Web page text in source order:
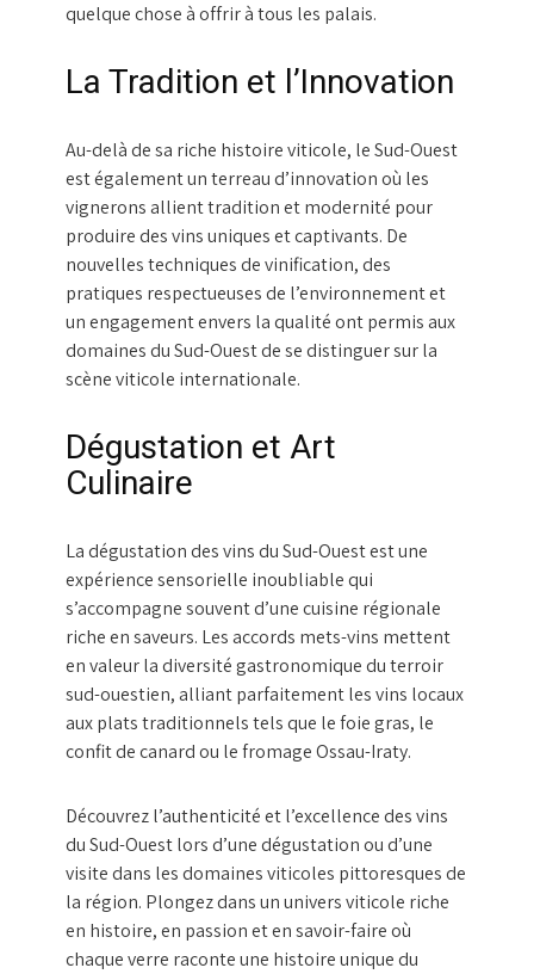
quelque chose à offrir à tous les palais.
La Tradition et l’Innovation
Au-delà de sa riche histoire viticole, le Sud-Ouest
est également un terreau d’innovation où les
vignerons allient tradition et modernité pour
produire des vins uniques et captivants. De
nouvelles techniques de vinification, des
pratiques respectueuses de l’environnement et
un engagement envers la qualité ont permis aux
domaines du Sud-Ouest de se distinguer sur la
scène viticole internationale.
Dégustation et Art
Culinaire
La dégustation des vins du Sud-Ouest est une
expérience sensorielle inoubliable qui
s’accompagne souvent d’une cuisine régionale
riche en saveurs. Les accords mets-vins mettent
en valeur la diversité gastronomique du terroir
sud-ouestien, alliant parfaitement les vins locaux
aux plats traditionnels tels que le foie gras, le
confit de canard ou le fromage Ossau-Iraty.
Découvrez l’authenticité et l’excellence des vins
du Sud-Ouest lors d’une dégustation ou d’une
visite dans les domaines viticoles pittoresques de
la région. Plongez dans un univers viticole riche
en histoire, en passion et en savoir-faire où
chaque verre raconte une histoire unique du